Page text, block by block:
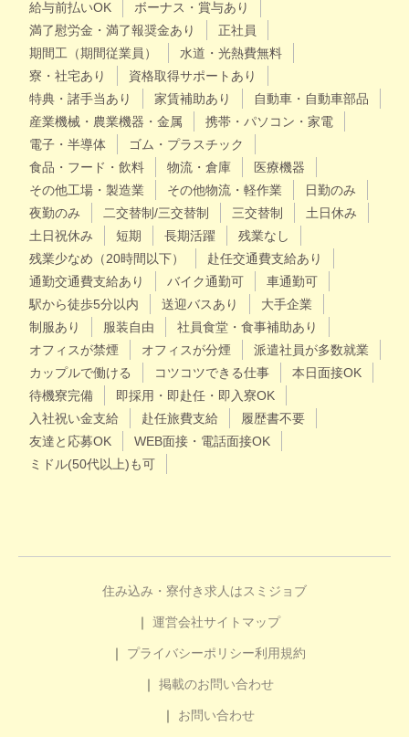
給与前払いOK
ボーナス・賞与あり
満了慰労金・満了報奨金あり
正社員
期間工（期間従業員）
水道・光熱費無料
寮・社宅あり
資格取得サポートあり
特典・諸手当あり
家賃補助あり
自動車・自動車部品
産業機械・農業機器・金属
携帯・パソコン・家電
電子・半導体
ゴム・プラスチック
食品・フード・飲料
物流・倉庫
医療機器
その他工場・製造業
その他物流・軽作業
日勤のみ
夜勤のみ
二交替制/三交替制 三交替制
土日休み
土日祝休み
短期 長期活躍
残業なし
残業少なめ（20時間以下）
赴任交通費支給あり
通勤交通費支給あり
バイク通勤可
車通勤可
駅から徒歩5分以内
送迎バスあり
大手企業
制服あり
服装自由
社員食堂・食事補助あり
オフィスが禁煙
オフィスが分煙
派遣社員が多数就業
カップルで働ける
コツコツできる仕事
本日面接OK
待機寮完備
即採用・即赴任・即入寮OK
入社祝い金支給
赴任旅費支給
履歴書不要
友達と応募OK
WEB面接・電話面接OK
ミドル(50代以上)も可
住み込み・寮付き求人はスミジョブ
運営会社サイトマップ
プライバシーポリシー利用規約
掲載のお問い合わせ
お問い合わせ